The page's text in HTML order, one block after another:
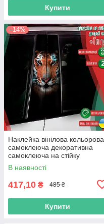
Купити
–14%
Наклейка вінілова кольорова
самоклеюча декоративна
самоклеюча на стійку
автомобіля «Тигр» з Оракалу
В наявності
417,10 ₴ 485 ₴
Купити